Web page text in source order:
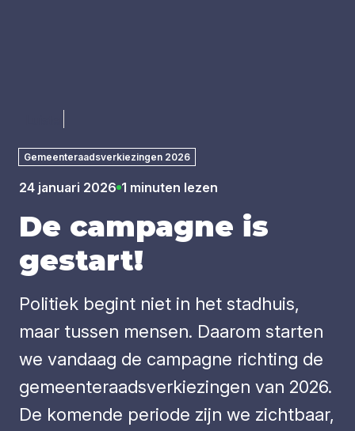
Gemeenteraadsverkiezingen 2026
24 januari 2026 1 minuten lezen
De cam­pag­ne is
gestart!
Politiek begint niet in het stadhuis,
maar tussen mensen. Daarom starten
we vandaag de campagne richting de
gemeenteraadsverkiezingen van 2026.
De komende periode zijn we zichtbaar,